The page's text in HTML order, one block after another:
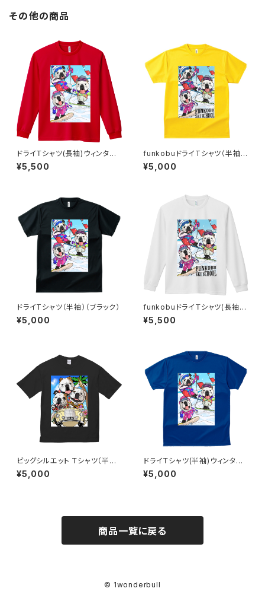
その他の商品
ドライＴシャツ(長袖)ウィンター
（レッド）
¥5,500
funkobuドライTシャツ（半袖）
（デイジー）
¥5,000
ドライTシャツ（半袖）（ブラック）
¥5,000
funkobuドライＴシャツ(長袖)
ウィンター（ホワイト）
¥5,500
ビッグシルエット Ｔシャツ（半袖）
サマー（ブラック）
¥5,000
ドライＴシャツ(半袖)ウィンター
（ロイヤルブルー）
¥5,000
商品一覧に戻る
© 1wonderbull